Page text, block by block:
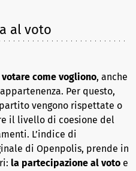
al voto
come vogliono, anche
Per questo,
vengono rispettate o
il livello di coesione del
L’indice di
di Openpolis, prende in
la partecipazione al voto e